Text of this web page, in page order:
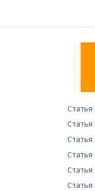
Статья
Статья
Статья
Статья
Статья
Статья